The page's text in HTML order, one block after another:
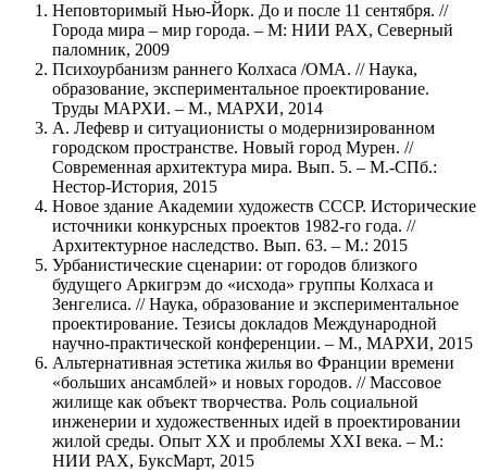
Неповторимый Нью-Йорк. До и после 11 сентября. //
Города мира – мир города. – М: НИИ РАХ, Северный
паломник, 2009
Психоурбанизм раннего Колхаса /ОМА. // Наука,
образование, экспериментальное проектирование.
Труды МАРХИ. – М., МАРХИ, 2014
А. Лефевр и ситуационисты о модернизированном
городском пространстве. Новый город Мурен. //
Современная архитектура мира. Вып. 5. – М.-СПб.:
Нестор-История, 2015
Новое здание Академии художеств СССР. Исторические
источники конкурсных проектов 1982-го года. //
Архитектурное наследство. Вып. 63. – М.: 2015
Урбанистические сценарии: от городов близкого
будущего Аркигрэм до «исхода» группы Колхаса и
Зенгелиса. // Наука, образование и экспериментальное
проектирование. Тезисы докладов Международной
научно-практической конференции. – М., МАРХИ, 2015
Альтернативная эстетика жилья во Франции времени
«больших ансамблей» и новых городов. // Массовое
жилище как объект творчества. Роль социальной
инженерии и художественных идей в проектировании
жилой среды. Опыт XX и проблемы XXI века. – М.:
НИИ РАХ, БуксМарт, 2015